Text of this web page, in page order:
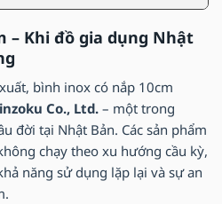
– Khi đồ gia dụng Nhật
bình inox có nắp 10cm
Co., Ltd. – một trong
đời tại Nhật Bản. Các sản phẩm
chạy theo xu hướng cầu kỳ,
năng sử dụng lặp lại và sự an